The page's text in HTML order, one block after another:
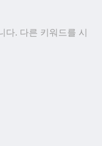
다. 다른 키워드를 시